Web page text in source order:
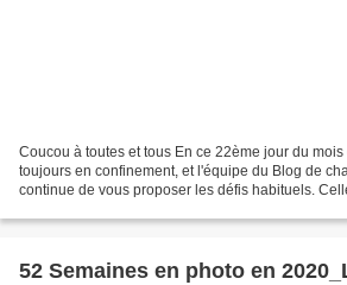
Coucou à toutes et tous En ce 22ème jour du
toujours en confinement, et l'équipe du Blog de
continue de vous proposer les défis habituels.
52 Semaines en photo en